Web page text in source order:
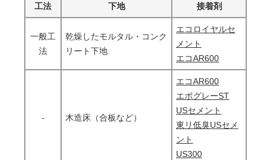
工法 下地 接着剤
一般工
法
乾燥したモルタル・コンク
リート下地
エコロイヤルセ
メント
エコAR600
- 木造床（合板など）
エコAR600
エポグレーST
USセメント
東リ低臭USセメ
ント
US300